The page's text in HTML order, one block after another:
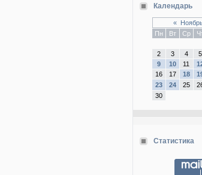
Календарь
«
Пн
Вт Ср
2
3 4 5
9
10 11
16
17 18
23
24 25
30
Статистика